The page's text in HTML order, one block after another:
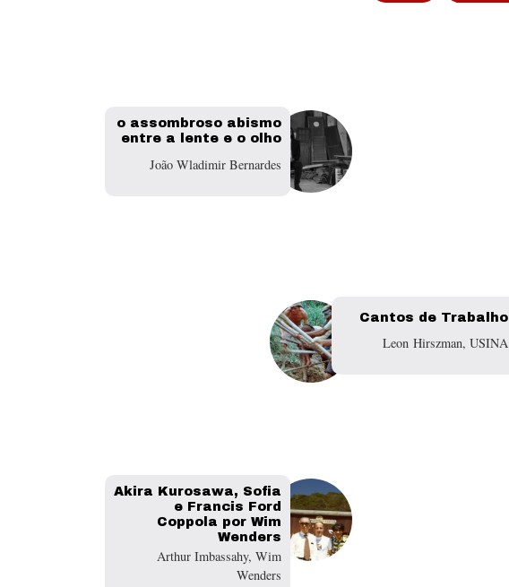
o assombroso abismo
entre a lente e o olho
João Wladimir Bernardes
Cantos de Trabalho
Leon Hirszman, USINA
Akira Kurosawa, Sofia
e Francis Ford
Coppola por Wim
Wenders
Arthur Imbassahy, Wim
Wenders